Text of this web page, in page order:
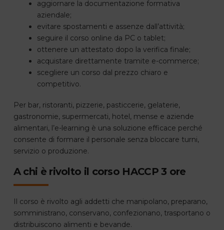
aggiornare la documentazione formativa
aziendale;
evitare spostamenti e assenze dall’attività;
seguire il corso online da PC o tablet;
ottenere un attestato dopo la verifica finale;
acquistare direttamente tramite e-commerce;
scegliere un corso dal prezzo chiaro e
competitivo.
Per bar, ristoranti, pizzerie, pasticcerie, gelaterie,
gastronomie, supermercati, hotel, mense e aziende
alimentari, l’e-learning è una soluzione efficace perché
consente di formare il personale senza bloccare turni,
servizio o produzione.
A chi è rivolto il corso HACCP 3 ore
Il corso è rivolto agli addetti che manipolano, preparano,
somministrano, conservano, confezionano, trasportano o
distribuiscono alimenti e bevande.